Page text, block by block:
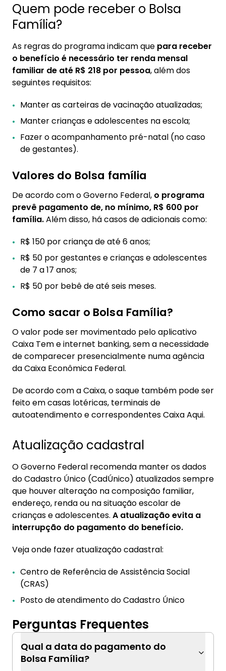
Quem pode receber o Bolsa
Família?
As regras do programa indicam que para receber
o benefício é necessário ter renda mensal
familiar de até R$ 218 por pessoa, além dos
seguintes requisitos:
Manter as carteiras de vacinação atualizadas;
Manter crianças e adolescentes na escola;
Fazer o acompanhamento pré-natal (no caso
de gestantes).
Valores do Bolsa família
De acordo com o Governo Federal, o programa
prevê pagamento de, no mínimo, R$ 600 por
família.Além disso, há casos de adicionais como:
R$ 150 por criança de até 6 anos;
R$ 50 por gestantes e crianças e adolescentes
de 7 a 17 anos;
R$ 50 por bebê de até seis meses.
Como sacar o Bolsa Família?
O valor pode ser movimentado pelo aplicativo
Caixa Tem e internet banking, sem a necessidade
de comparecer presencialmente numa agência
da Caixa Econômica Federal.
De acordo com a Caixa, o saque também pode ser
feito em casas lotéricas, terminais de
autoatendimento e correspondentes Caixa Aqui.
Atualização cadastral
O Governo Federal recomenda manter os dados
do Cadastro Único (CadÚnico) atualizados sempre
que houver alteração na composição familiar,
endereço, renda ou na situação escolar de
crianças e adolescentes. A atualização evita a
interrupção do pagamento do benefício.
Veja onde fazer atualização cadastral:
Centro de Referência de Assistência Social
(CRAS)
Posto de atendimento do Cadastro Único
Perguntas Frequentes
Qual a data do pagamento do
Bolsa Família?